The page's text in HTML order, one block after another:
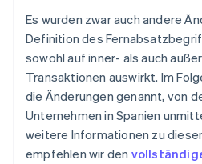
Es wurden zwar auch andere
Definition des
sowohl auf inner- als auch
Transaktionen auswirkt. Im
die Änderungen genannt, von
Unternehmen in Spanien
weitere Informationen zu
empfehlen wir den